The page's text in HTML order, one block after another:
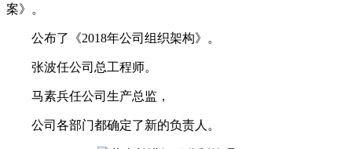
案》。
公布了《2018年公司组织架构》。
张波任公司总工程师。
马素兵任公司生产总监，
公司各部门都确定了新的负责人。